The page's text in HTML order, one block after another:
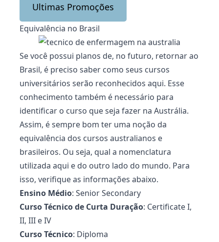
Ultimas Promoções
Equivalência no Brasil
Se você possui planos de, no futuro, retornar ao
Brasil, é preciso saber como seus cursos
universitários serão reconhecidos aqui. Esse
conhecimento também é necessário para
identificar o curso que seja fazer na Austrália.
Assim, é sempre bom ter uma noção da
equivalência dos cursos australianos e
brasileiros. Ou seja, qual a nomenclatura
utilizada aqui e do outro lado do mundo. Para
isso, verifique as informações abaixo.
Ensino Médio: Senior Secondary
Curso Técnico de Curta Duração: Certificate I,
II, III e IV
Curso Técnico: Diploma